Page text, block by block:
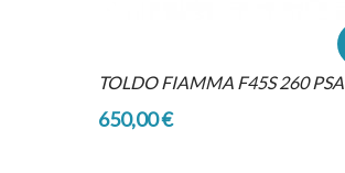
TOLDO FIAMMA F45S 260 PSA
650,00 €